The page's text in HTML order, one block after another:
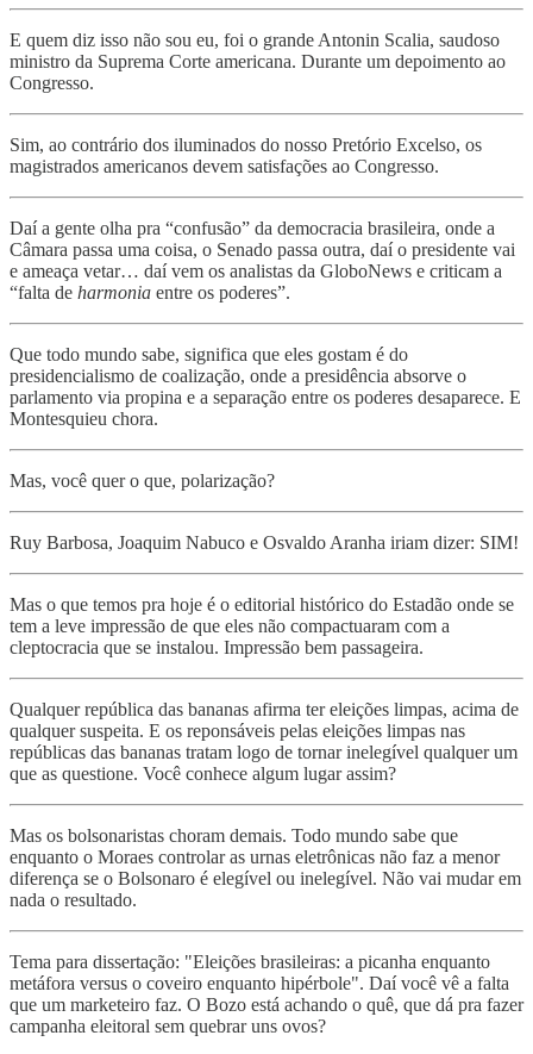
E quem diz isso não sou eu, foi o grande Antonin Scalia, saudoso
ministro da Suprema Corte americana. Durante um depoimento ao
Congresso.
Sim, ao contrário dos iluminados do nosso Pretório Excelso, os
magistrados americanos devem satisfações ao Congresso.
Daí a gente olha pra “confusão” da democracia brasileira, onde a
Câmara passa uma coisa, o Senado passa outra, daí o presidente vai
e ameaça vetar… daí vem os analistas da GloboNews e criticam a
“falta de harmonia entre os poderes”.
Que todo mundo sabe, significa que eles gostam é do
presidencialismo de coalização, onde a presidência absorve o
parlamento via propina e a separação entre os poderes desaparece. E
Montesquieu chora.
Mas, você quer o que, polarização?
Ruy Barbosa, Joaquim Nabuco e Osvaldo Aranha iriam dizer: SIM!
Mas o que temos pra hoje é o editorial histórico do Estadão onde se
tem a leve impressão de que eles não compactuaram com a
cleptocracia que se instalou. Impressão bem passageira.
Qualquer república das bananas afirma ter eleições limpas, acima de
qualquer suspeita. E os reponsáveis pelas eleições limpas nas
repúblicas das bananas tratam logo de tornar inelegível qualquer um
que as questione. Você conhece algum lugar assim?
Mas os bolsonaristas choram demais. Todo mundo sabe que
enquanto o Moraes controlar as urnas eletrônicas não faz a menor
diferença se o Bolsonaro é elegível ou inelegível. Não vai mudar em
nada o resultado.
Tema para dissertação: "Eleições brasileiras: a picanha enquanto
metáfora versus o coveiro enquanto hipérbole". Daí você vê a falta
que um marketeiro faz. O Bozo está achando o quê, que dá pra fazer
campanha eleitoral sem quebrar uns ovos?